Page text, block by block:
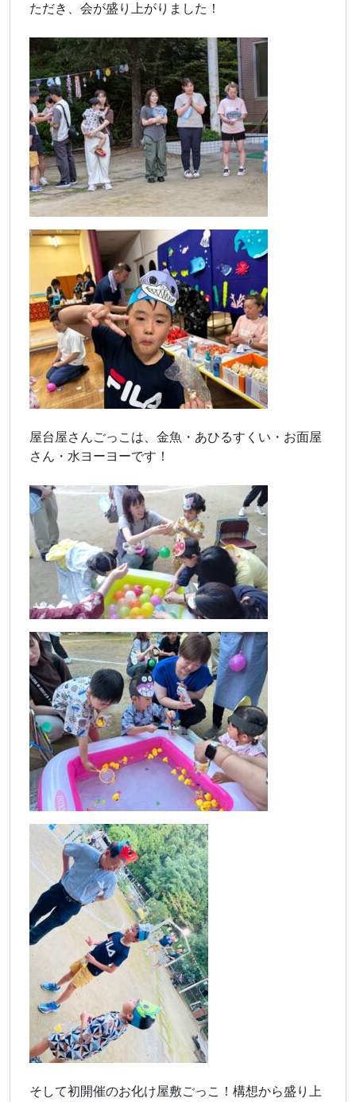
ただき、会が盛り上がりました！
屋台屋さんごっこは、金魚・あひるすくい・お面屋
さん・水ヨーヨーです！
そして初開催のお化け屋敷ごっこ！構想から盛り上